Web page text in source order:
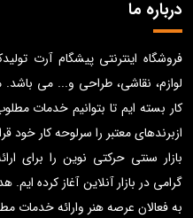
درباره ما
فروشگاه اینترنتی پیشگام آرت
لوازم، نقاشی، طراحی و... می
کار بسته ایم تا بتوانیم خدمات
ازبرندهای معتبر را سرلوحه کار خود
بازار سنتی حرکتی نوین را برای
گرامی در بازار آنلاین آغاز کرده
به فعالان عرصه هنر وارائه خدمات